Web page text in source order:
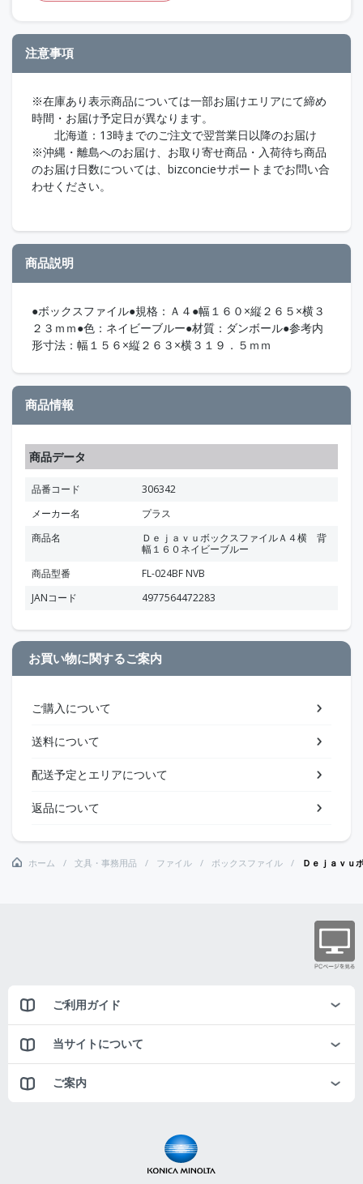
注意事項
※在庫あり表示商品については一部お届けエリアにて締め
時間・お届け予定日が異なります。
北海道：13時までのご注文で翌営業日以降のお届け
※沖縄・離島へのお届け、お取り寄せ商品・入荷待ち商品
のお届け日数については、bizconcieサポートまでお問い合
わせください。
商品説明
●ボックスファイル●規格：Ａ４●幅１６０×縦２６５×横３
２３ｍｍ●色：ネイビーブルー●材質：ダンボール●参考内
形寸法：幅１５６×縦２６３×横３１９．５ｍｍ
商品情報
商品データ
品番コード
306342
メーカー名
プラス
商品名
ＤｅｊａｖｕボックスファイルＡ４横 背
幅１６０ネイビーブルー
商品型番
FL-024BF NVB
JANコード
4977564472283
お買い物に関するご案内
ご購入について
送料について
配送予定とエリアについて
返品について
ホーム 文具・事務用品 ファイル ボックスファイル Ｄｅｊａｖｕ
ご利用ガイド
当サイトについて
ご案内